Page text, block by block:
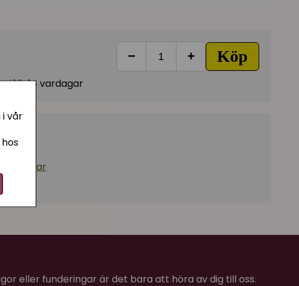
i vår
lite högre upp än golvnivå, katter sover gärna lite
en känsla av trygghet på reviret (i hemmet).
(av polyester)
fast bra i botten
och kan maskintvättas i 40°C
såklart!
− + Köp
10-14 vardagar
eller funderingar är det bara att höra av dig till oss.